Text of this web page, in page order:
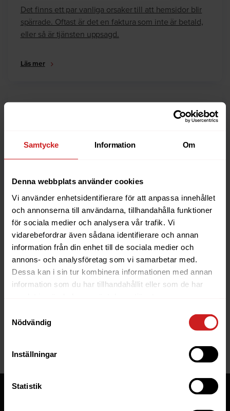
Samtycke Information Om
Denna webbplats använder cookies
Vi använder enhetsidentifierare för att anpassa innehållet
och annonserna till användarna, tillhandahålla funktioner
för sociala medier och analysera vår trafik. Vi
vidarebefordrar även sådana identifierare och annan
information från din enhet till de sociala medier och
annons- och analysföretag som vi samarbetar med.
Dessa kan i sin tur kombinera informationen med annan
information som du har tillhandahållit eller som de har
Nödvändig
Inställningar
Statistik
Det finns ett par vanliga orsaker till att hemsidor blir
spärrade. Oftast är det en faktura som inte är betald,
eller så är tjänsten uppsagd.
Läs mer
Är du ägare till hemsidan eller domännamnet så har
anledningarna till varför en hemsida är spärrad.
Läs mer
The website you were trying to
reach has been suspended
If you are the owner of this website or domain please
read
website to be suspended.